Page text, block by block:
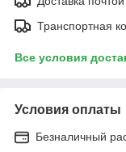
Транспортная
Все условия
Условия оплаты
Безналичный